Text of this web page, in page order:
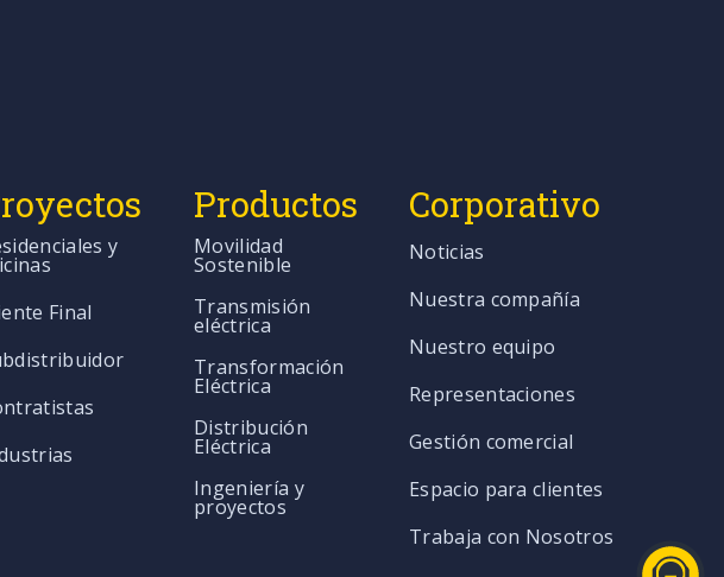
y
Final
Productos
Movilidad
Sostenible
Transmisión
eléctrica
Transformación
Eléctrica
Distribución
Eléctrica
Ingeniería y
proyectos
Corporativo
Noticias
Nuestra compañía
Nuestro equipo
Representaciones
Gestión comercial
Espacio para clientes
Trabaja con Nosotros